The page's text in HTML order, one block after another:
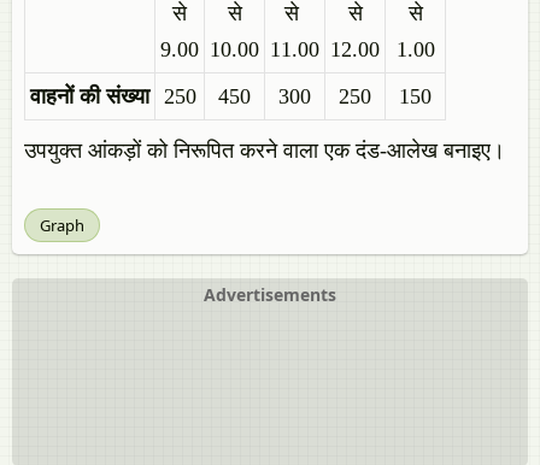
से
9.00
से
10.00
से
11.00
से
12.00
से
1.00
वाहनों की संख्या 250 450 300 250 150
उपयुक्त आंकड़ों को निरूपित करने वाला एक दंड-आलेख बनाइए।
Graph
Advertisements